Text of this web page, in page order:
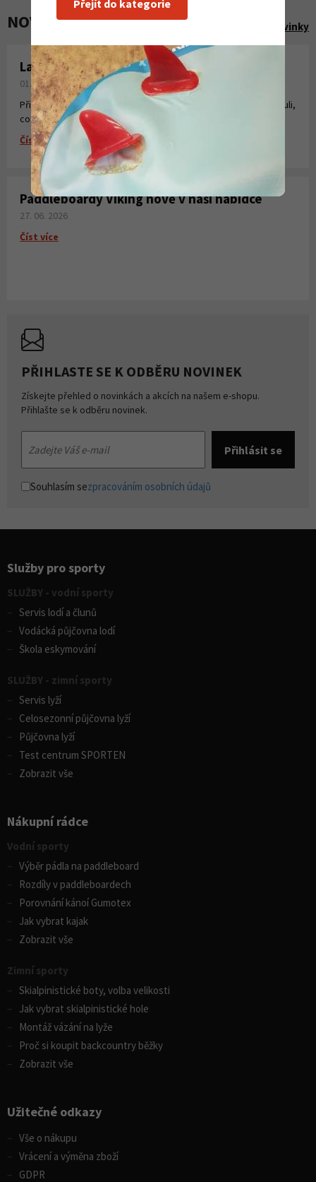
NOVINKY A AKCE Zobrazit všechny novinky
Laminování pryskyřicí a tkaninou
01. 08. 2026
Připravili jsme pro Vás krátké instruktážní video, kde jsme shrnuli,
co všechno potřebujete k laminování, vytvoření sklolaminátu.
Číst více
Paddleboardy Viking nově v naší nabídce
27. 06. 2026
Číst více
PŘIHLASTE SE K ODBĚRU NOVINEK
Získejte přehled o novinkách a akcích na našem e-shopu.
Přihlašte se k odběru novinek.
Souhlasím sezpracováním osobních údajů
Služby pro sporty
SLUŽBY - vodní sporty
Servis lodí a člunů
Vodácká půjčovna lodí
Škola eskymování
SLUŽBY - zimní sporty
Servis lyží
Celosezonní půjčovna lyží
Půjčovna lyží
Test centrum SPORTEN
Zobrazit vše
Nákupní rádce
Vodní sporty
Výběr pádla na paddleboard
Rozdíly v paddleboardech
Porovnání kánoí Gumotex
Jak vybrat kajak
Zobrazit vše
Zimní sporty
Skialpinistické boty, volba velikosti
Jak vybrat skialpinistické hole
Montáž vázání na lyže
Proč si koupit backcountry běžky
Zobrazit vše
Užitečné odkazy
Vše o nákupu
Vrácení a výměna zboží
GDPR
Přejít do kategorie